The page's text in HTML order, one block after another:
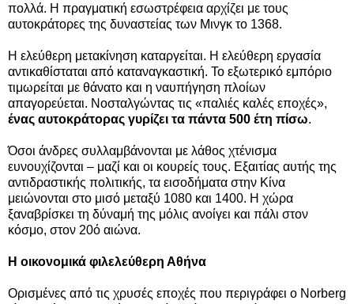
πολλά. Η πραγματική εσωστρέφεια αρχίζει με τους
αυτοκράτορες της δυναστείας των Μινγκ το 1368.
Η ελεύθερη μετακίνηση καταργείται. Η ελεύθερη εργασία
αντικαθίσταται από καταναγκαστική. Το εξωτερικό εμπόριο
τιμωρείται με θάνατο και η ναυπήγηση πλοίων
απαγορεύεται. Νοσταλγώντας τις «παλιές καλές εποχές»,
ένας αυτοκράτορας γυρίζει τα πάντα 500 έτη πίσω.
Όσοι άνδρες συλλαμβάνονται με λάθος χτένισμα
ευνουχίζονται – μαζί και οι κουρείς τους. Εξαιτίας αυτής της
αντιδραστικής πολιτικής, τα εισοδήματα στην Κίνα
μειώνονται στο μισό μεταξύ 1080 και 1400. Η χώρα
ξαναβρίσκει τη δύναμή της μόλις ανοίγει και πάλι στον
κόσμο, στον 20ό αιώνα.
Η οικονομικά φιλελεύθερη Αθήνα
Ορισμένες από τις χρυσές εποχές που περιγράφει ο Norberg